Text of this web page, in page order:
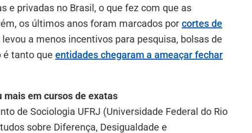
e privadas no Brasil, o que fez com que as
os últimos anos foram marcados por cortes de
levou a menos incentivos para pesquisa, bolsas de
tanto que entidades chegaram a ameaçar fechar
em cursos de exatas
de Sociologia UFRJ (Universidade Federal do Rio
sobre Diferença, Desigualdade e